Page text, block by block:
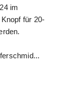
im
für 20-